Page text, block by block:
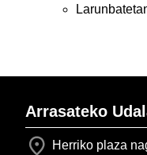
Arrasateko
Herriko plaza